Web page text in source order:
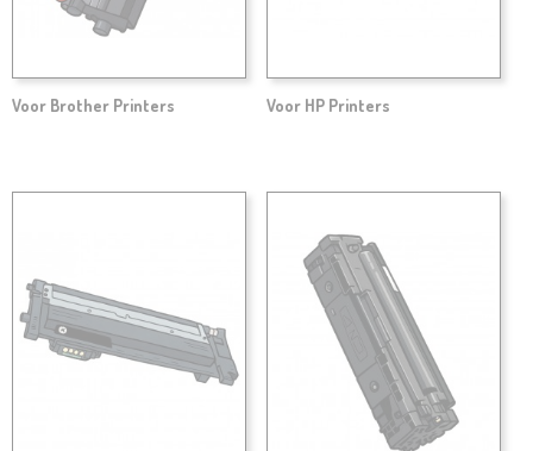
Voor Brother Printers Voor HP Printers